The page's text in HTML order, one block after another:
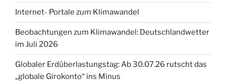
Internet- Portale zum Klimawandel
Beobachtungen zum Klimawandel: Deutschlandwetter
im Juli 2026
Globaler Erdüberlastungstag: Ab 30.07.26 rutscht das
„globale Girokonto“ ins Minus